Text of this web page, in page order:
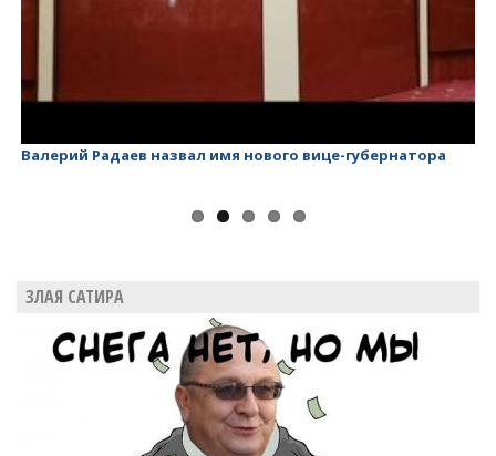
Валерий Радаев назвал имя нового вице-губернатора
ЗЛАЯ САТИРА